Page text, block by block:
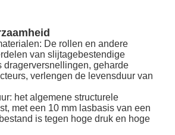
De rollen en andere
van slijtagebestendige
dragerversnellingen, geharde
verlengen de levensduur van
het algemene structurele
met een 10 mm lasbasis van een
is tegen hoge druk en hoge